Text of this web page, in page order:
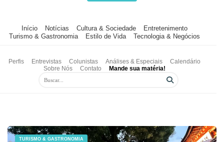
Início Notícias Cultura & Sociedade
Entretenimento
Turismo & Gastronomia
Estilo de Vida Tecnologia & Negócios
Perfis Entrevistas Colunistas Análises & Especiais
Calendário
Sobre Nós
Contato Mande sua matéria!
TURISMO & GASTRONOMIA